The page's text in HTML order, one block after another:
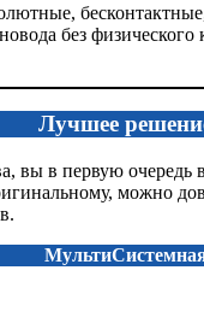
без физического
Лучшее
в первую очередь
можно